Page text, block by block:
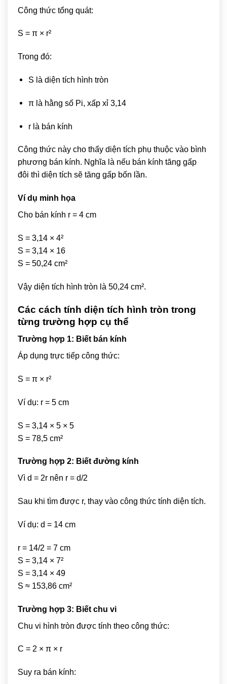
Công thức tổng quát:
S = π × r²
Trong đó:
S là diện tích hình tròn
π là hằng số Pi, xấp xỉ 3,14
r là bán kính
Công thức này cho thấy diện tích phụ thuộc vào bình
phương bán kính. Nghĩa là nếu bán kính tăng gấp
đôi thì diện tích sẽ tăng gấp bốn lần.
Ví dụ minh họa
Cho bán kính r = 4 cm
S = 3,14 × 4²
S = 3,14 × 16
S = 50,24 cm²
Vậy diện tích hình tròn là 50,24 cm².
Các cách tính diện tích hình tròn trong
từng trường hợp cụ thể
Trường hợp 1: Biết bán kính
Áp dụng trực tiếp công thức:
S = π × r²
Ví dụ: r = 5 cm
S = 3,14 × 5 × 5
S = 78,5 cm²
Trường hợp 2: Biết đường kính
Vì d = 2r nên r = d/2
Sau khi tìm được r, thay vào công thức tính diện tích.
Ví dụ: d = 14 cm
r = 14/2 = 7 cm
S = 3,14 × 7²
S = 3,14 × 49
S ≈ 153,86 cm²
Trường hợp 3: Biết chu vi
Chu vi hình tròn được tính theo công thức:
C = 2 × π × r
Suy ra bán kính: